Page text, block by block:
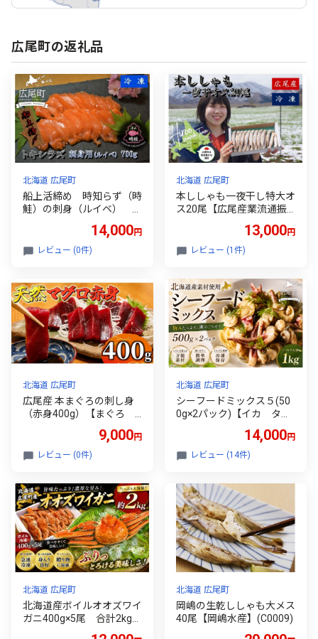
広尾町の返礼品
北海道 広尾町
船上活締め 時知らず（時
鮭）の刺身（ルイベ） 7
ず ときしらず トキシラ
ズ 活締め 活〆 活じ
凍 小分け 便利 北海
道 魚 ふるさと納税】(0
131)
14,000円
レビュー (0件)
北海道 広尾町
本ししゃも一夜干し特大オ
ス20尾【広尾産業流通振
13,000円
レビュー (1件)
北海道 広尾町
広尾産 本まぐろの刺し身
（赤身400g）【まぐろ
マグロ クロマグロ 黒ま
ぐろ 冷凍 池下産業株式
9,000円
レビュー (0件)
北海道 広尾町
シーフードミックス５(50
0g×2パック)【イカ タ
冷凍 時短 便利 お手
軽 新鮮 海鮮 広尾町
14,000円
レビュー (14件)
北海道 広尾町
北海道産ボイルオオズワイ
ガニ400g×5尾 合計2kg以
北海道 広尾町
岡嶋の生乾ししゃも大メス
40尾【岡嶋水産】(C0009)